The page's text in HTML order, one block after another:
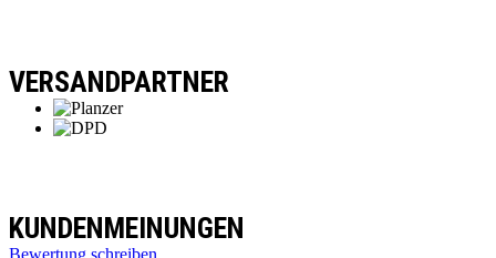
VERSANDPARTNER
KUNDENMEINUNGEN